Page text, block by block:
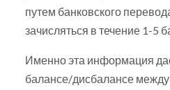
путем банковского
зачисляться в течение 1-5
Именно эта информация
балансе/дисбалансе